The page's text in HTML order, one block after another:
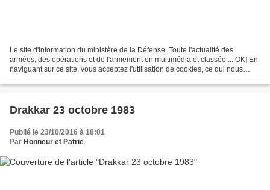
Le site d'information du ministère de la Défense. Toute l'actualité des
armées, des opérations et de l'armement en multimédia et classée ... OK] En
naviguant sur ce site, vous acceptez l'utilisation de cookies, ce qui nous
Drakkar 23 octobre 1983
Publié le 23/10/2016 à 18:01
Par Honneur et Patrie